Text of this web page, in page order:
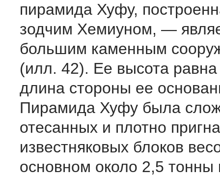
пирамида Хуфу,
зодчим Хемиуном, —
большим каменным
(илл. 42). Ее высота
длина стороны ее
Пирамида Хуфу была
отесанных и плотно
известняковых блоков
основном около 2,5